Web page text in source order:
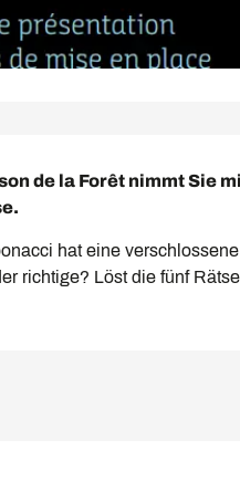
de la Forêt nimmt Sie
hat eine
richtige? Löst die fünf